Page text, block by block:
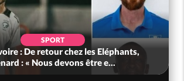
SPORT
: De retour chez les Eléphants,
: « Nous devons être e...